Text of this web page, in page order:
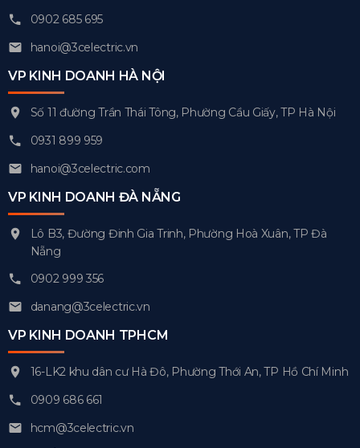
0902 685 695
hanoi@3celectric.vn
VP KINH DOANH HÀ NỘI
Số 11 đường Trần Thái Tông, Phường Cầu Giấy, TP Hà Nội
0931 899 959
hanoi@3celectric.com
VP KINH DOANH ĐÀ NẴNG
Lô B3, Đường Đinh Gia Trinh, Phường Hoà Xuân, TP Đà
Nẵng
0902 999 356
danang@3celectric.vn
VP KINH DOANH TPHCM
16-LK2 khu dân cư Hà Đô, Phường Thới An, TP Hồ Chí Minh
0909 686 661
hcm@3celectric.vn